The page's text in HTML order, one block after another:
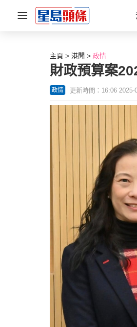
主頁 港聞 政情
財政預算案
政情 更新時間：16:06 2025-